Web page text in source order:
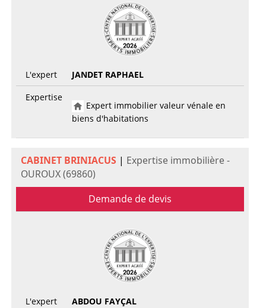
L'expert
JANDET RAPHAEL
Expertise
Expert immobilier valeur vénale en
biens d'habitations
CABINET BRINIACUS | Expertise immobilière -
OUROUX (69860)
Demande de devis
L'expert
ABDOU FAYÇAL